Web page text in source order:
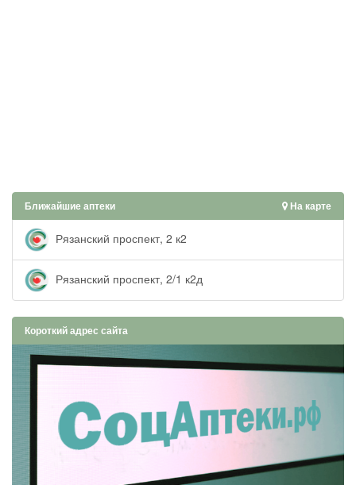
Ближайшие аптеки На карте
Рязанский проспект, 2 к2
Рязанский проспект, 2/1 к2д
Короткий адрес сайта